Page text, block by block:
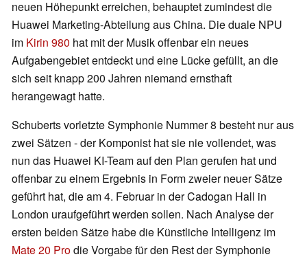
neuen Höhepunkt erreichen, behauptet zumindest die
Huawei Marketing-Abteilung aus China. Die duale NPU
im Kirin 980 hat mit der Musik offenbar ein neues
Aufgabengebiet entdeckt und eine Lücke gefüllt, an die
sich seit knapp 200 Jahren niemand ernsthaft
herangewagt hatte.
Schuberts vorletzte Symphonie Nummer 8 besteht nur aus
zwei Sätzen - der Komponist hat sie nie vollendet, was
nun das Huawei KI-Team auf den Plan gerufen hat und
offenbar zu einem Ergebnis in Form zweier neuer Sätze
geführt hat, die am 4. Februar in der Cadogan Hall in
London uraufgeführt werden sollen. Nach Analyse der
ersten beiden Sätze habe die Künstliche Intelligenz im
Mate 20 Prodie Vorgabe für den Rest der Symphonie